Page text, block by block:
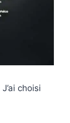
choisi